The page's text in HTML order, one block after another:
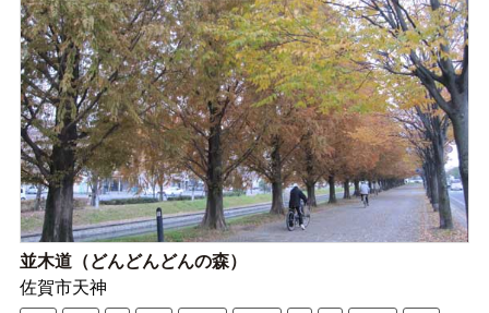
並木道（どんどんどんの森）
佐賀市天神